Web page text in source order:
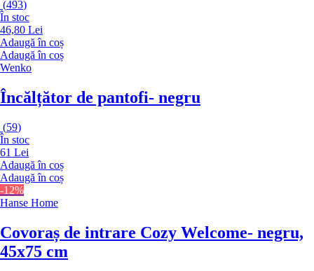
(493)
În stoc
46,80 Lei
Adaugă în coș
Adaugă în coș
Wenko
Încălțător de pantofi- negru
(59)
În stoc
61 Lei
Adaugă în coș
Adaugă în coș
-12%
Hanse Home
Covoraș de intrare Cozy Welcome- negru,
45x75 cm